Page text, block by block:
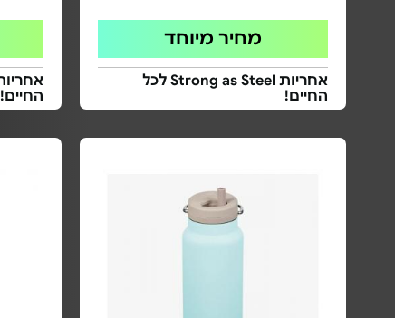
מחיר מיוחד
אחריות Strong as Steel לכל
החיים!
החיים!